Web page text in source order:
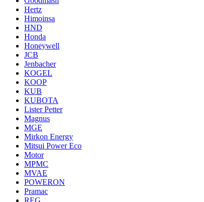
Hertz
Himoinsa
HND
Honda
Honeywell
JCB
Jenbacher
KOGEL
KOOP
KUB
KUBOTA
Lister Petter
Magnus
MGE
Mirkon Energy
Mitsui Power Eco
Motor
MPMC
MVAE
POWERON
Pramac
REG